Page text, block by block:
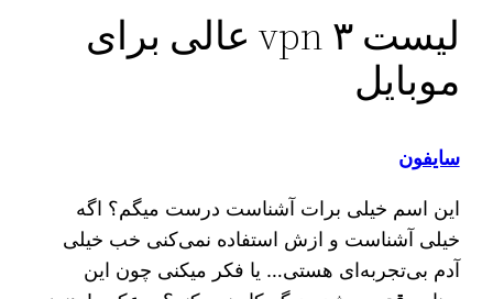
لیست ۳ vpn عالی برای
موبایل
سایفون
این اسم خیلی برات آشناست درست میگم؟ اگه
خیلی آشناست و ازش استفاده نمی‌کنی خب خیلی
آدم بی‌تجربه‌ای هستی… یا فکر میکنی چون این